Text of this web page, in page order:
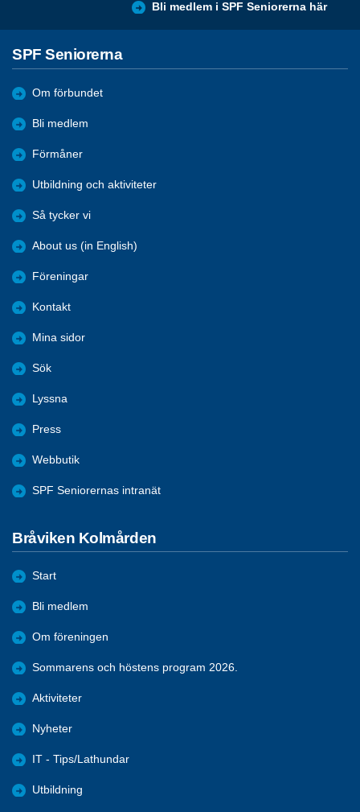
Bli medlem i SPF Seniorerna här
SPF Seniorerna
Om förbundet
Bli medlem
Förmåner
Utbildning och aktiviteter
Så tycker vi
About us (in English)
Föreningar
Kontakt
Mina sidor
Sök
Lyssna
Press
Webbutik
SPF Seniorernas intranät
Bråviken Kolmården
Start
Bli medlem
Om föreningen
Sommarens och höstens program 2026.
Aktiviteter
Nyheter
IT - Tips/Lathundar
Utbildning